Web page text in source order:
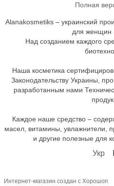
Полная
Alanakosmetiks – украинский
для женщин
Над созданием каждого
Наша косметика
Законодательству Украины,
разработанным нами
Каждое наше средство –
масел, витамины, увлажнители,
и другие полезные для
Укр
Интернет-магазин создан с Хорошоп